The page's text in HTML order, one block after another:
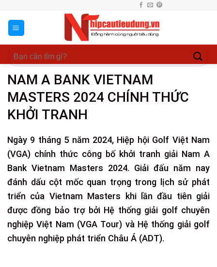
content
NAM A BANK VIETNAM
MASTERS 2024 CHÍNH THỨC
KHỞI TRANH
Ngày 9 tháng 5 năm 2024, Hiệp hội Golf Việt Nam
(VGA) chính thức công bố khởi tranh giải Nam A
Bank Vietnam Masters 2024. Giải đấu năm nay
đánh dấu cột mốc quan trọng trong lịch sử phát
triển của Vietnam Masters khi lần đầu tiên giải
được đồng bảo trợ bởi Hệ thống giải golf chuyên
nghiệp Việt Nam (VGA Tour) và Hệ thống giải golf
chuyên nghiệp phát triển Châu Á (ADT).